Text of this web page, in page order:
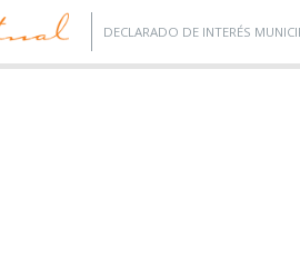
DECLARADO DE INTERÉS